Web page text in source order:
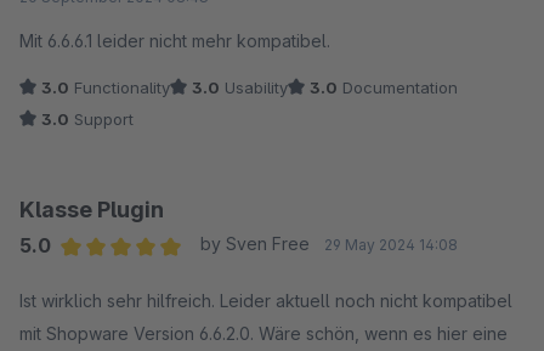
Mit 6.6.6.1 leider nicht mehr kompatibel.
3.0 Functionality 3.0 Usability 3.0 Documentation
3.0 Support
Klasse Plugin
5.0
by Sven Free 29 May 2024 14:08
Ist wirklich sehr hilfreich. Leider aktuell noch nicht kompatibel
mit Shopware Version 6.6.2.0. Wäre schön, wenn es hier eine